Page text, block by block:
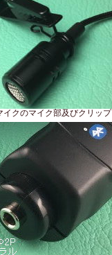
イクのマイク部及びクリップ